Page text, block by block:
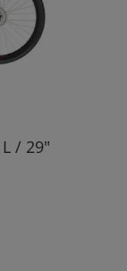
L / 29"